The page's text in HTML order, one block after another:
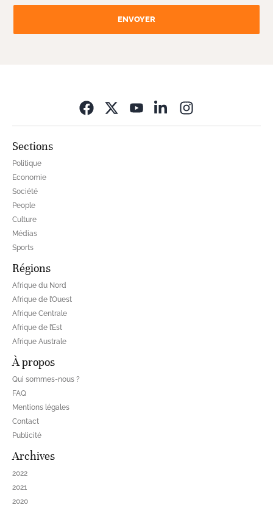
ENVOYER
Sections
Politique
Economie
Société
People
Culture
Médias
Sports
Régions
Afrique du Nord
Afrique de l’Ouest
Afrique Centrale
Afrique de l’Est
Afrique Australe
À propos
Qui sommes-nous ?
FAQ
Mentions légales
Contact
Publicité
Archives
2022
2021
2020